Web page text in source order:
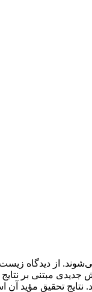
از دیدگاه
مبتنی بر
تحقیق مؤید آن